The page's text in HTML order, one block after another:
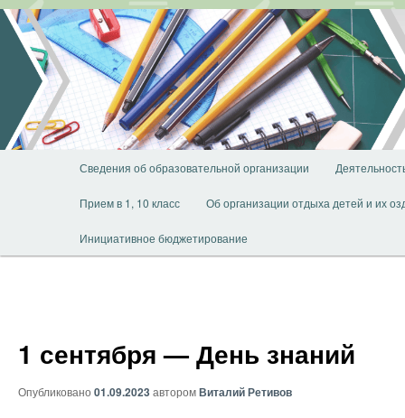
Перейти
основному
содержимому
Сведения об образовательной организации
Прием в 1, 10 класс Об организации отдыха детей и их
Инициативное бюджетирование
1 сентября — День знаний
Опубликовано 01.09.2023 авторомВиталий Ретивов